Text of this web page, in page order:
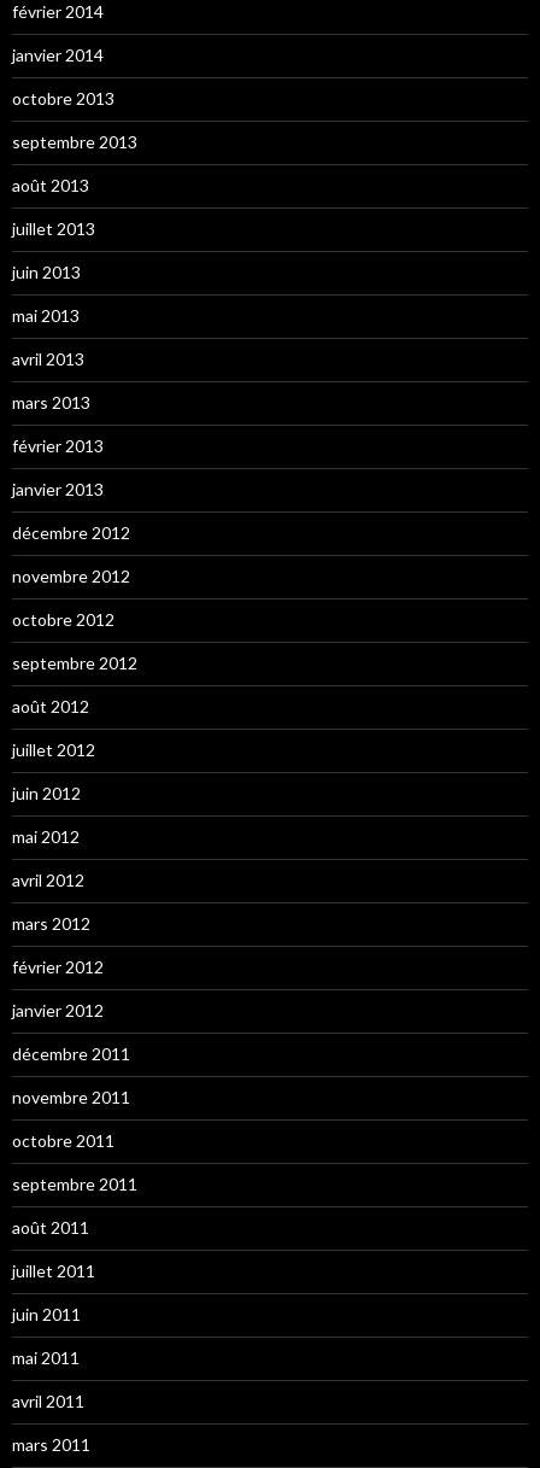
février 2014
janvier 2014
octobre 2013
septembre 2013
août 2013
juillet 2013
juin 2013
mai 2013
avril 2013
mars 2013
février 2013
janvier 2013
décembre 2012
novembre 2012
octobre 2012
septembre 2012
août 2012
juillet 2012
juin 2012
mai 2012
avril 2012
mars 2012
février 2012
janvier 2012
décembre 2011
novembre 2011
octobre 2011
septembre 2011
août 2011
juillet 2011
juin 2011
mai 2011
avril 2011
mars 2011